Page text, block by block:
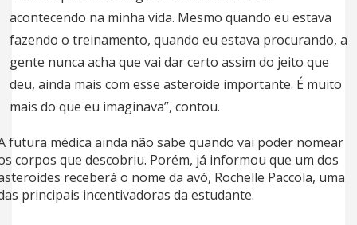
acontecendo na minha vida. Mesmo quando eu estava
fazendo o treinamento, quando eu estava procurando, a
gente nunca acha que vai dar certo assim do jeito que
deu, ainda mais com esse asteroide importante. É muito
mais do que eu imaginava”, contou.
futura médica ainda não sabe quando vai poder nomear
corpos que descobriu. Porém, já informou que um dos
receberá o nome da avó, Rochelle Paccola, uma
principais incentivadoras da estudante.